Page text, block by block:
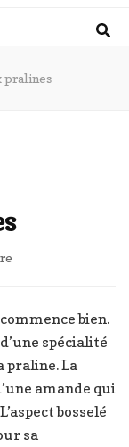
pralines
bien.
spécialité
praline. La
amande qui
bosselé
sa